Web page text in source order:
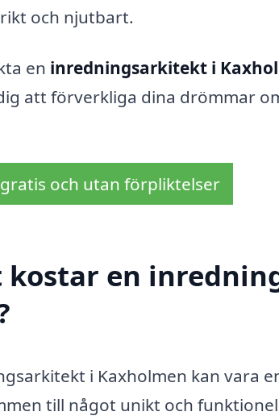
och njutbart.
en inredningsarkitekt i
att förverkliga dina drömmar
och utan förpliktelser
kostar en
i Kaxholmen kan vara
till något unikt och